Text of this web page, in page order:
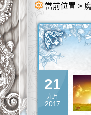
當前位置 >
21
九月
2017